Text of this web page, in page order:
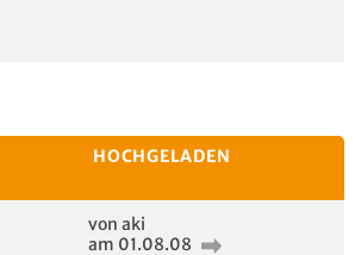
HOCHGELADEN
von aki
am 01.08.08